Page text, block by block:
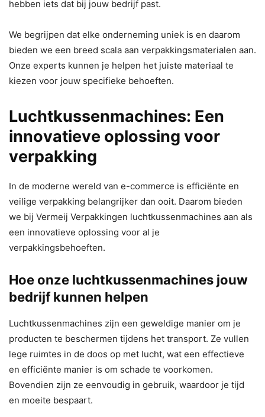
hebben iets dat bij jouw bedrijf past.
We begrijpen dat elke onderneming uniek is en daarom
bieden we een breed scala aan verpakkingsmaterialen aan.
Onze experts kunnen je helpen het juiste materiaal te
kiezen voor jouw specifieke behoeften.
Luchtkussenmachines: Een
innovatieve oplossing voor
verpakking
In de moderne wereld van e-commerce is efficiënte en
veilige verpakking belangrijker dan ooit. Daarom bieden
we bij Vermeij Verpakkingen luchtkussenmachines aan als
een innovatieve oplossing voor al je
verpakkingsbehoeften.
Hoe onze luchtkussenmachines jouw
bedrijf kunnen helpen
Luchtkussenmachines zijn een geweldige manier om je
producten te beschermen tijdens het transport. Ze vullen
lege ruimtes in de doos op met lucht, wat een effectieve
en efficiënte manier is om schade te voorkomen.
Bovendien zijn ze eenvoudig in gebruik, waardoor je tijd
en moeite bespaart.